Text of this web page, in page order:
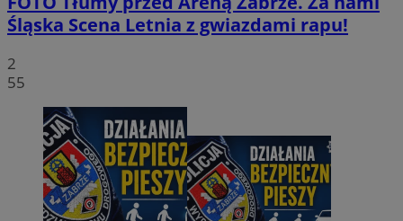
Śląska Scena Letnia z gwiazdami rapu!
2
55